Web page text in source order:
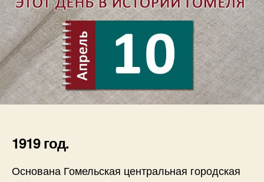
1919 год.
Основана Гомельская центральная городская